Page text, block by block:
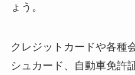
ょう。
クレジットカードや各種
シュカード、自動車免許